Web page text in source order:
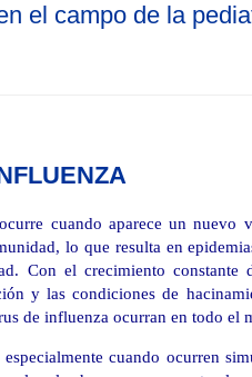
el campo de la
cuando aparece un nuevo
lo que resulta en
Con el crecimiento constante
y las condiciones de
de influenza ocurran en todo el
cuando ocurren